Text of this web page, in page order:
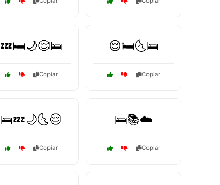
💤🛏️🌙😌🛌
Copiar
😌🛏️🌜🛌
Copiar
🛌💤🌙🌜😌
Copiar
🛌📚☁️
Copiar